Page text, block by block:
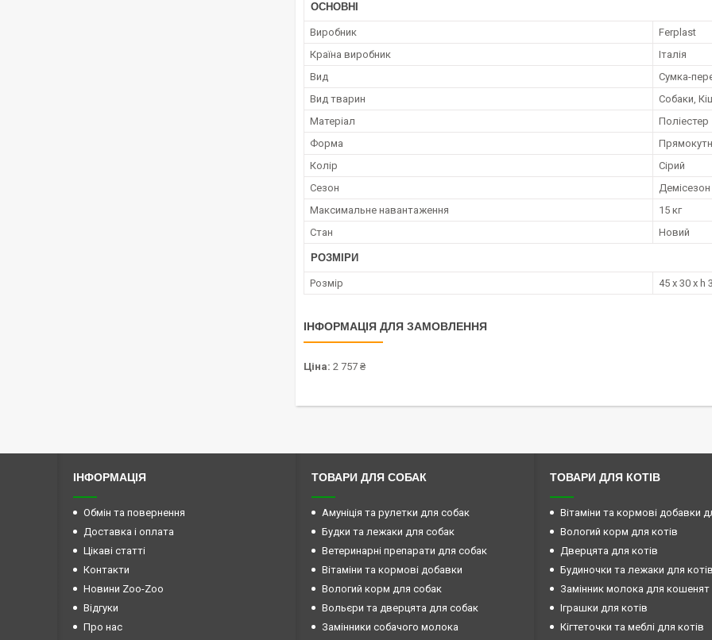
ОСНОВНІ
Виробник
Ferplast
Країна виробник
Італія
Вид
Сумка-
Вид тварин
Собаки,
Матеріал
Поліестер
Форма
Колір
Сірий
Сезон
Демісезон
Максимальне навантаження
15 кг
Стан
Новий
РОЗМІРИ
Розмір 45 x 30 x h
ІНФОРМАЦІЯ ДЛЯ ЗАМОВЛЕННЯ
Ціна: 2 757 ₴
ІНФОРМАЦІЯ
Обмін та повернення
Доставка і оплата
Цікаві статті
Контакти
Новини Zoo-Zoo
Відгуки
Про нас
ТОВАРИ ДЛЯ СОБАК
Амуніція та рулетки для собак
Будки та лежаки для собак
Ветеринарні препарати для собак
Вітаміни та кормові добавки
Вологий корм для собак
Вольєри та дверцята для собак
Замінники собачого молока
ТОВАРИ ДЛЯ КОТІВ
Вітаміни та кормові добавки
Вологий корм для котів
Дверцята для котів
Будиночки та лежаки для котів
Замінник молока для кошенят
Іграшки для котів
Кігтеточки та меблі для котів